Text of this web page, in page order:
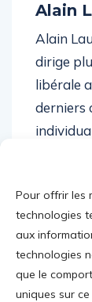
Pour offrir les
technologies
aux
technologies
que le
uniques sur
Alain
Alain
dirige
libérale
derniers
Lettes,
Lettres,